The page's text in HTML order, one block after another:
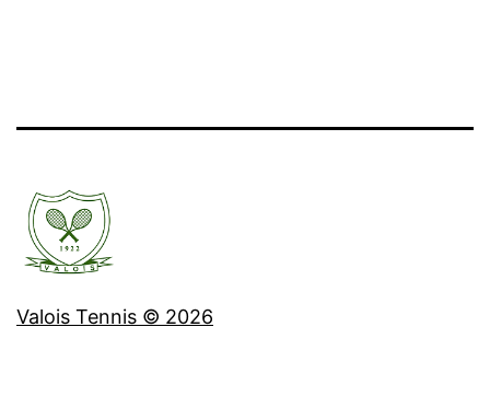
Valois Tennis © 2026